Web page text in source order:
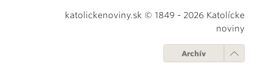
katolickenoviny.sk © 1849 - 2026 Katolícke
noviny
Archív